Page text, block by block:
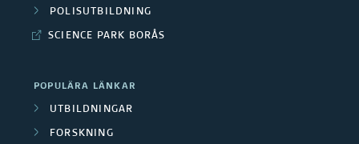
POLISUTBILDNING
SCIENCE PARK BORÅS
POPULÄRA LÄNKAR
UTBILDNINGAR
FORSKNING